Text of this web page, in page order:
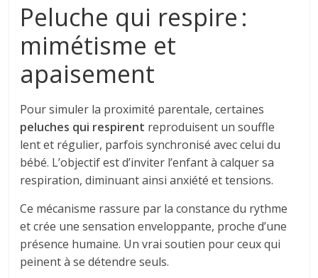
Peluche qui respire :
mimétisme et
apaisement
Pour simuler la proximité parentale, certaines
peluches qui respirent reproduisent un souffle
lent et régulier, parfois synchronisé avec celui du
bébé. L’objectif est d’inviter l’enfant à calquer sa
respiration, diminuant ainsi anxiété et tensions.
Ce mécanisme rassure par la constance du rythme
et crée une sensation enveloppante, proche d’une
présence humaine. Un vrai soutien pour ceux qui
peinent à se détendre seuls.